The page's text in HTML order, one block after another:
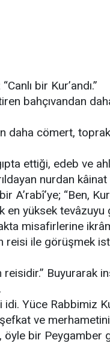
bir Kur’andı.”
bahçıvandan
daha cömert,
ettiği, edeb ve
nurdan kâinat
A’rabî’ye; “Ben,
en yüksek
misafirlerine
reisi ile görüşmek
Buyurarak
Yüce Rabbimiz
ve
öyle bir Peygamber